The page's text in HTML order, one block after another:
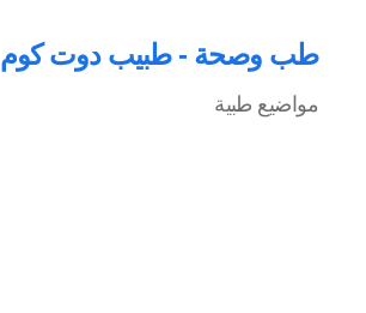
طب وصحة - طبيب دوت كوم
مواضيع طبية